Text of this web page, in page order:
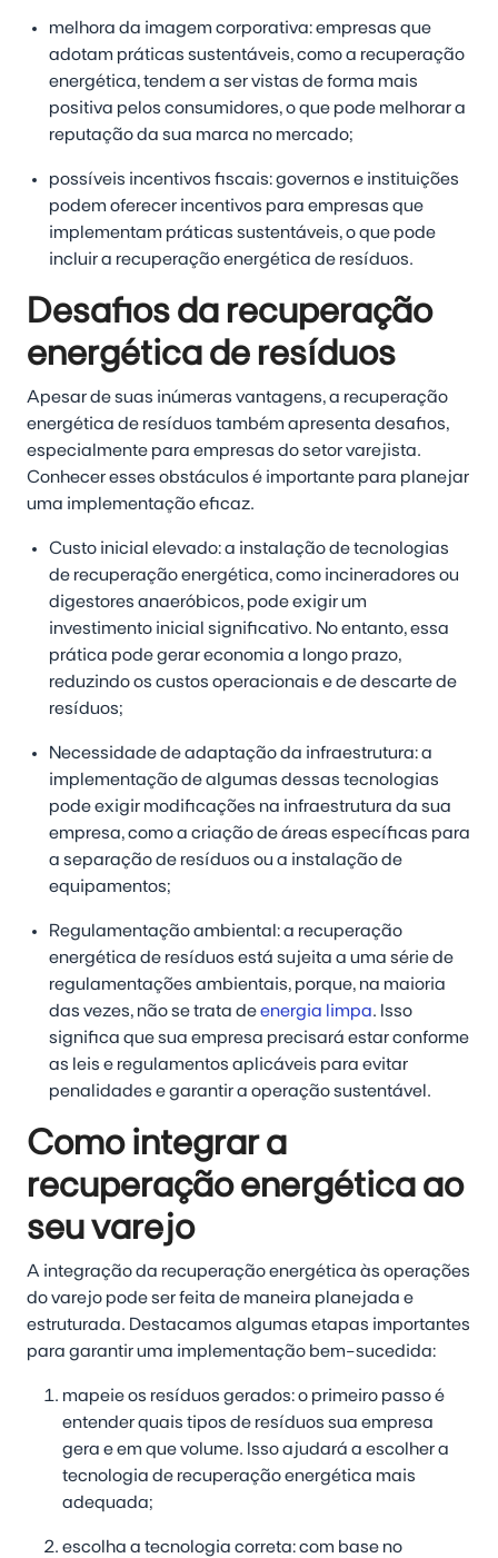
melhora da imagem corporativa:empresas que
adotam práticas sustentáveis, como a recuperação
energética, tendem a ser vistas de forma mais
positiva pelos consumidores, o que pode melhorar a
reputação da sua marca no mercado;
possíveis incentivos fiscais:governos e instituições
podem oferecer incentivos para empresas que
implementam práticas sustentáveis, o que pode
incluir a recuperação energética de resíduos.
Desafios da recuperação
energética de resíduos
Apesar de suas inúmeras vantagens, a recuperação
energética de resíduos também apresenta desafios,
especialmente para empresas do setor varejista.
Conhecer esses obstáculos é importante para planejar
uma implementação eficaz.
Custo inicial elevado:a instalação de tecnologias
de recuperação energética, como incineradores ou
digestores anaeróbicos, pode exigir um
investimento inicial significativo. No entanto, essa
prática pode gerar economia a longo prazo,
reduzindo os custos operacionais e de descarte de
resíduos;
Necessidade de adaptação da infraestrutura:a
implementação de algumas dessas tecnologias
pode exigir modificações na infraestrutura da sua
empresa, como a criação de áreas específicas para
a separação de resíduos ou a instalação de
equipamentos;
Regulamentação ambiental:a recuperação
energética de resíduos está sujeita a uma série de
regulamentações ambientais, porque, na maioria
das vezes, não se trata deenergia limpa. Isso
significa que sua empresa precisará estar conforme
as leis e regulamentos aplicáveis para evitar
penalidades e garantir a operação sustentável.
Como integrar a
recuperação energética ao
seu varejo
A integração da recuperação energética às operações
do varejo pode ser feita de maneira planejada e
estruturada. Destacamos algumas etapas importantes
para garantir uma implementação bem-sucedida:
mapeie os resíduos gerados:o primeiro passo é
entender quais tipos de resíduos sua empresa
gera e em que volume. Isso ajudará a escolher a
tecnologia de recuperação energética mais
adequada;
escolha a tecnologia correta:com base no